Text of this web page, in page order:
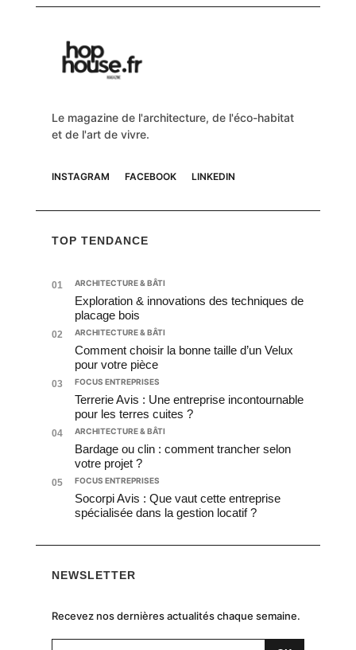
Le magazine de l'architecture, de l'éco-habitat
et de l'art de vivre.
INSTAGRAM FACEBOOK LINKEDIN
TOP TENDANCE
01 ARCHITECTURE & BÂTI
Exploration & innovations des techniques de
placage bois
02 ARCHITECTURE & BÂTI
Comment choisir la bonne taille d’un Velux
pour votre pièce
03 FOCUS ENTREPRISES
Terrerie Avis : Une entreprise incontournable
pour les terres cuites ?
04 ARCHITECTURE & BÂTI
Bardage ou clin : comment trancher selon
votre projet ?
05 FOCUS ENTREPRISES
Socorpi Avis : Que vaut cette entreprise
spécialisée dans la gestion locatif ?
NEWSLETTER
Recevez nos dernières actualités chaque semaine.